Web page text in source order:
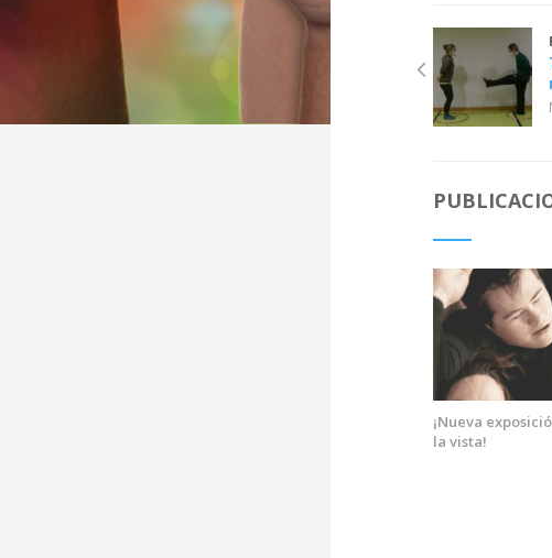
¡Nueva
la vista!